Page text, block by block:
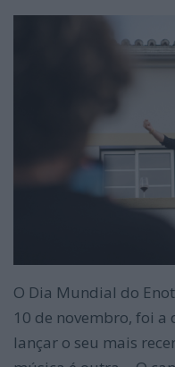
O Dia Mundial do
10 de novembro, foi
lançar o seu mais